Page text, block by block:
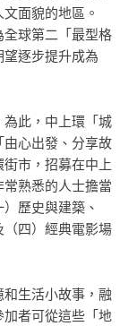
面貌的地區。
全球第二「最型格
逐步提升成為
此，中上環「城
心出發、分享故
市，招募在中上
熟悉的人士擔當
歷史與建築、
（四）經典電影場
生活小故事，融
者可從這些「地